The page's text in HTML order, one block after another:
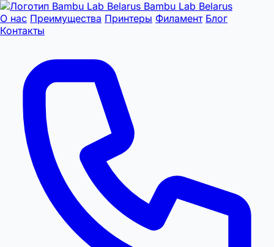
Bambu Lab Belarus
О нас Преимущества Принтеры Филамент Блог
Контакты